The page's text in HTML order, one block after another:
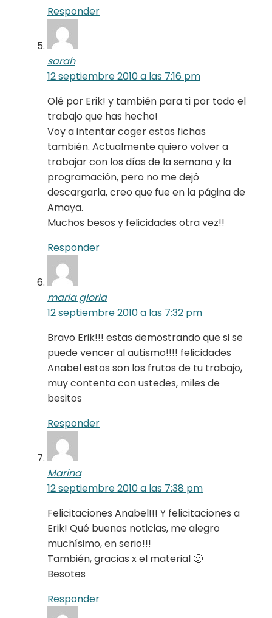
Responder
sarah
12 septiembre 2010 a las 7:16 pm
Olé por Erik! y también para ti por todo el
trabajo que has hecho!
Voy a intentar coger estas fichas
también. Actualmente quiero volver a
trabajar con los días de la semana y la
programación, pero no me dejó
descargarla, creo que fue en la página de
Amaya.
Muchos besos y felicidades otra vez!!
Responder
maria gloria
12 septiembre 2010 a las 7:32 pm
Bravo Erik!!! estas demostrando que si se
puede vencer al autismo!!!! felicidades
Anabel estos son los frutos de tu trabajo,
muy contenta con ustedes, miles de
besitos
Responder
Marina
12 septiembre 2010 a las 7:38 pm
Felicitaciones Anabel!!! Y felicitaciones a
Erik! Qué buenas noticias, me alegro
muchísimo, en serio!!!
También, gracias x el material 🙂
Besotes
Responder